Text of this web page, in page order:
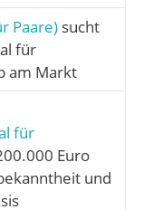
Paare) sucht
für
am Markt
für
Euro
und